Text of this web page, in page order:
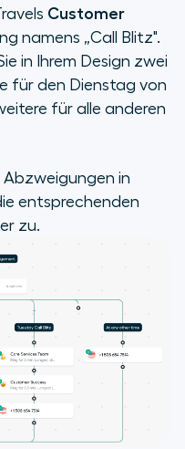
Customer
namens „Call Blitz".
in Ihrem Design zwei
für den Dienstag von
für alle anderen
Abzweigungen in
entsprechenden
zu.